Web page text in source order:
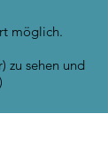
möglich.
zu sehen und